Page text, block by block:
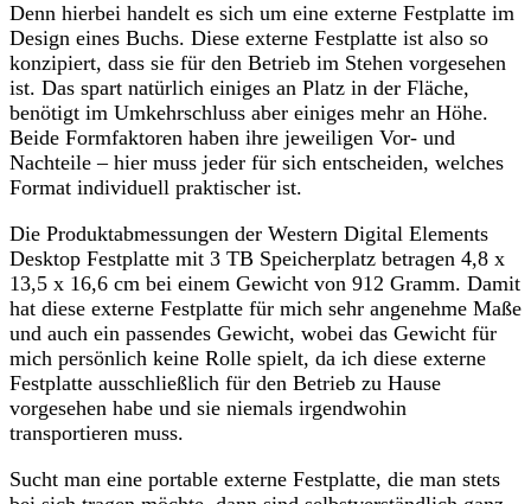
Denn hierbei handelt es sich um eine externe Festplatte im
Design eines Buchs. Diese externe Festplatte ist also so
konzipiert, dass sie für den Betrieb im Stehen vorgesehen
ist. Das spart natürlich einiges an Platz in der Fläche,
benötigt im Umkehrschluss aber einiges mehr an Höhe.
Beide Formfaktoren haben ihre jeweiligen Vor- und
Nachteile – hier muss jeder für sich entscheiden, welches
Format individuell praktischer ist.
Die Produktabmessungen der Western Digital Elements
Desktop Festplatte mit 3 TB Speicherplatz betragen 4,8 x
13,5 x 16,6 cm bei einem Gewicht von 912 Gramm. Damit
hat diese externe Festplatte für mich sehr angenehme Maße
und auch ein passendes Gewicht, wobei das Gewicht für
mich persönlich keine Rolle spielt, da ich diese externe
Festplatte ausschließlich für den Betrieb zu Hause
vorgesehen habe und sie niemals irgendwohin
transportieren muss.
Sucht man eine portable externe Festplatte, die man stets